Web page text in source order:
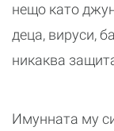
нещо като
деца, вируси,
никаква
Имунната му